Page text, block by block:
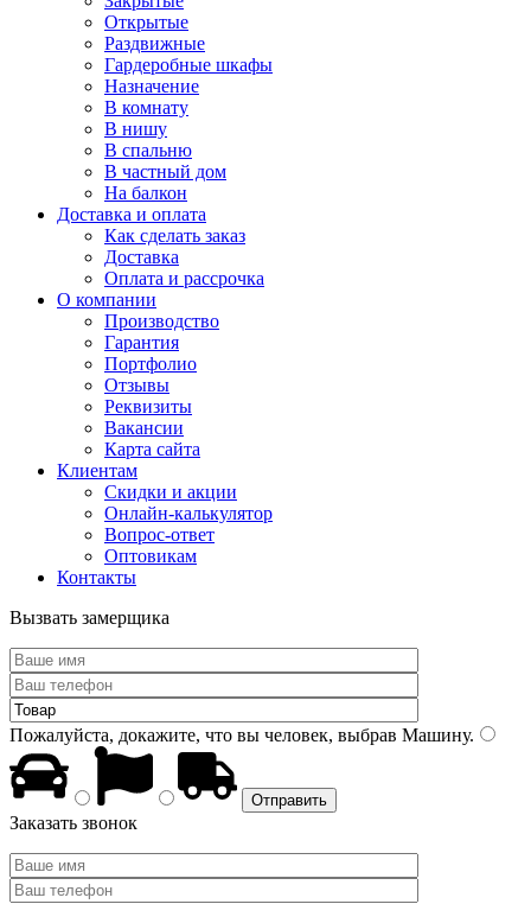
Открытые
Раздвижные
Гардеробные шкафы
Назначение
В комнату
В нишу
В спальню
В частный дом
На балкон
Доставка и оплата
Как сделать заказ
Доставка
Оплата и рассрочка
О компании
Производство
Гарантия
Портфолио
Отзывы
Реквизиты
Вакансии
Карта сайта
Клиентам
Скидки и акции
Онлайн-калькулятор
Вопрос-ответ
Оптовикам
Контакты
Вызвать замерщика
Пожалуйста, докажите, что вы человек, выбрав Машину.
Заказать звонок